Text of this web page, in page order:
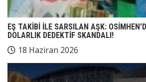
EŞ TAKİBİ İLE SARSILAN AŞK:
DOLARLIK DEDEKTİF SKANDALI!
18 Haziran 2026